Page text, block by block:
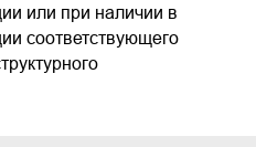
или при наличии в
соответствующего